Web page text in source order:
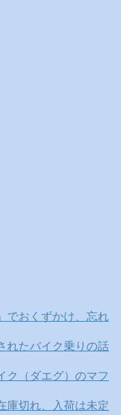
でおくずかけ、忘れ
たバイク乗りの話
ク（ダエグ）のマフ
庫切れ、入荷は未定